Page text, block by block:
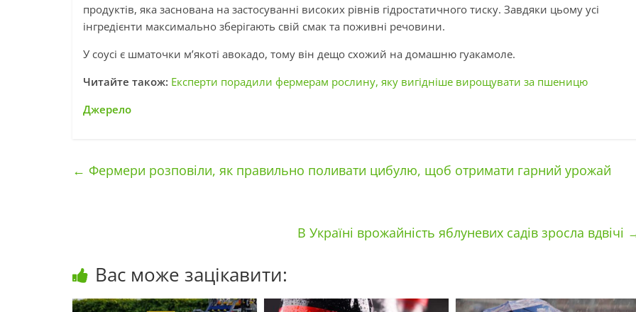
продуктів, яка заснована на застосуванні високих рівнів гідростатичного тиску. Завдяки цьому усі
інгредієнти максимально зберігають свій смак та поживні речовини.
У соусі є шматочки м’якоті авокадо, тому він дещо схожий на домашню гуакамоле.
Читайте також: Експерти порадили фермерам рослину, яку вигідніше вирощувати за пшеницю
Джерело
← Фермери розповіли, як правильно поливати цибулю, щоб отримати гарний урожай
В Україні врожайність яблуневих садів зросла вдвічі
Вас може зацікавити: